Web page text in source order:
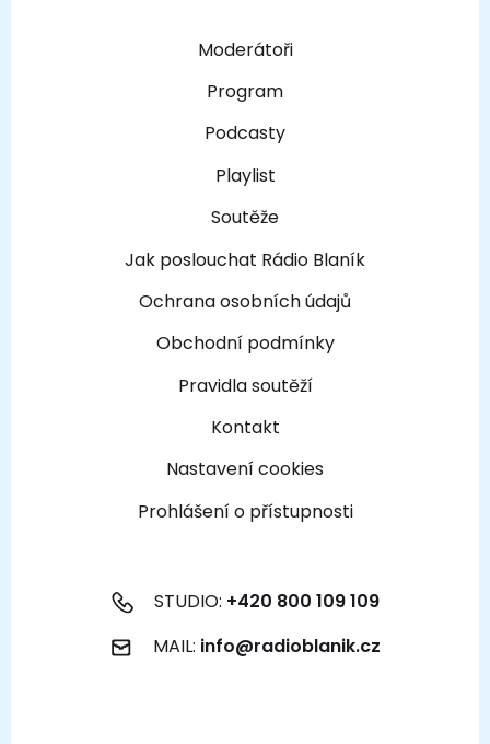
Moderátoři
Program
Podcasty
Playlist
Soutěže
Jak poslouchat Rádio Blaník
Ochrana osobních údajů
Obchodní podmínky
Pravidla soutěží
Kontakt
Nastavení cookies
Prohlášení o přístupnosti
STUDIO: +420 800 109 109
MAIL: info@radioblanik.cz